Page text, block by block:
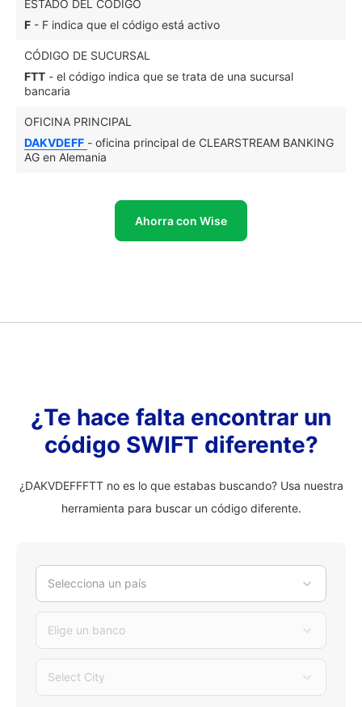
ESTADO DEL CÓDIGO
F - F indica que el código está activo
CÓDIGO DE SUCURSAL
FTT - el código indica que se trata de una sucursal
bancaria
OFICINA PRINCIPAL
DAKVDEFF - oficina principal de CLEARSTREAM BANKING
AG en Alemania
Ahorra con Wise
¿Te hace falta encontrar un
código SWIFT diferente?
¿DAKVDEFFFTT no es lo que estabas buscando? Usa nuestra
herramienta para buscar un código diferente.
Selecciona un país
Elige un banco
Select City